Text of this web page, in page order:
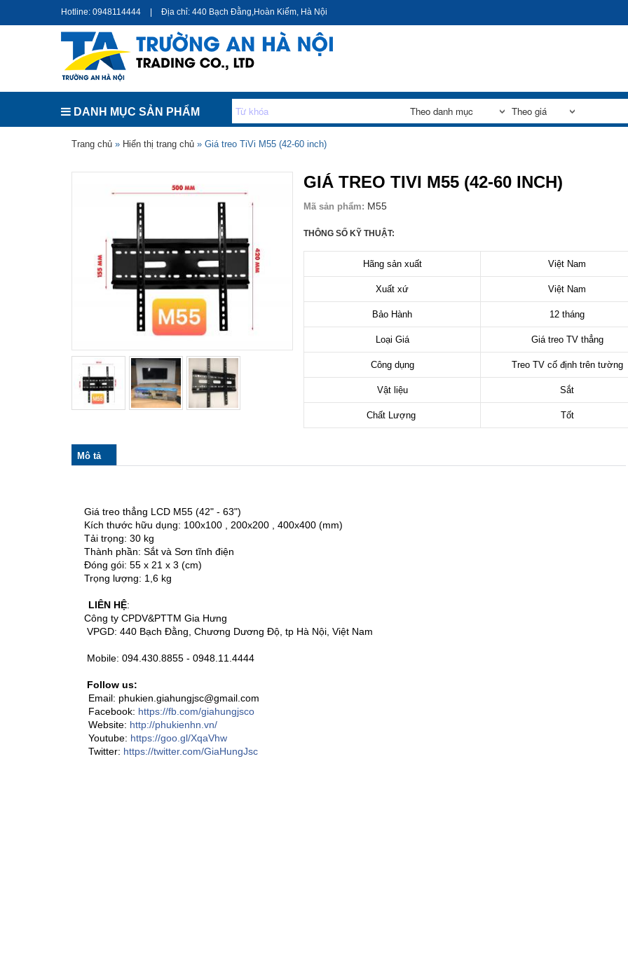
Hotline: 0948114444 Địa chỉ: 440 Bạch Đằng,Hoàn Kiếm, Hà Nội
DANH MỤC SẢN PHẨM
Bạn đang ở đây
Trang chủ » Hiển thị trang chủ » Giá treo TiVi M55 (42-60 inch)
GIÁ TREO TIVI M55 (42-60 INCH)
Mã sản phẩm: M55
THÔNG SỐ KỸ THUẬT:
Hãng sản xuất Việt Nam
Xuất xứ Việt Nam
Bảo Hành 12 tháng
Loại Giá Giá treo TV thẳng
Công dụng Treo TV cố định trên tường
Vật liệu Sắt
Chất Lượng Tốt
col_horizontal
Mô tả(tab
hoạt
Giá treo thẳng LCD M55 (42" - 63")
Kích thước hữu dụng: 100x100 , 200x200 , 400x400 (mm)
Tải trọng: 30 kg
Thành phần: Sắt và Sơn tĩnh điện
Đóng gói: 55 x 21 x 3 (cm)
Trọng lượng: 1,6 kg
LIÊN HỆ:
Công ty CPDV&PTTM Gia Hưng
VPGD: 440 Bạch Đằng, Chương Dương Độ, tp Hà Nội, Việt Nam
Mobile: 094.430.8855 - 0948.11.4444
Follow us:
Email: phukien.giahungjsc@gmail.com
Facebook: https://fb.com/giahungjsco
Website: http://phukienhn.vn/
Youtube: https://goo.gl/XqaVhw
Twitter: https://twitter.com/GiaHungJsc